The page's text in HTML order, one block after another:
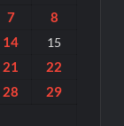
7 8
14 15
21
22
28
29